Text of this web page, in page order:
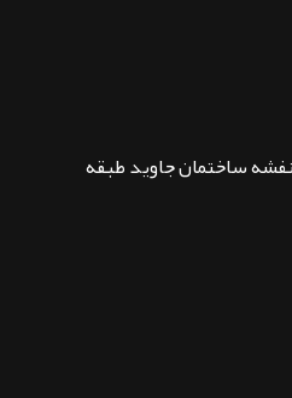
ساختمان جاوید طبقه